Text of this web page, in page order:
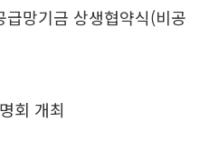
망기금 상생협약식(비공
회 개최